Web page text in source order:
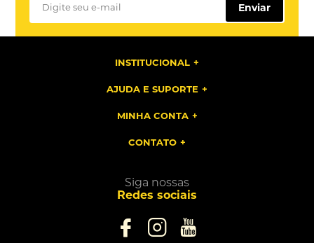
Enviar
INSTITUCIONAL
AJUDA E SUPORTE
MINHA CONTA
CONTATO
Siga nossas
Redes sociais